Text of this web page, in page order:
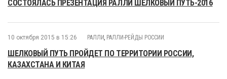
СОСТОЯЛАСЬ ПРЕЗЕНТАЦИЯ РАЛЛИ ШЕЛКОВЫЙ ПУТЬ-2016
10 октября 2015 в 15:26 РАЛЛИ, РАЛЛИ-РЕЙДЫ РОССИИ
ШЕЛКОВЫЙ ПУТЬ ПРОЙДЕТ ПО ТЕРРИТОРИИ РОССИИ,
КАЗАХСТАНА И КИТАЯ